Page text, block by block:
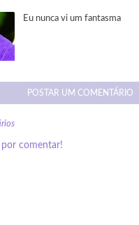
Eu nunca vi um fantasma
POSTAR UM COMENTÁRIO
comentar!